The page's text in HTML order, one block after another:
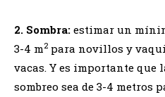
2. Sombra: estimar un
3-4 m2 para novillos y
vacas. Y es importante
sombreo sea de 3-4 metros